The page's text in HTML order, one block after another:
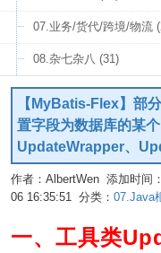
07.业务/货代/跨境/物流
08.杂七杂八 (31)
【MyBatis-Flex】部
置字段为数据库的某
UpdateWrapper、
作者：AlbertWen 添加时间
06 16:35:51 分类： 07.Java
一、工具类